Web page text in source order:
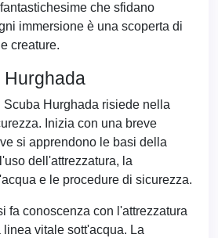
che sfidano
immersione è una scoperta di
creature.
Hurghada
Scuba Hurghada risiede nella
Inizia con una breve
si apprendono le basi della
dell'attrezzatura, la
e le procedure di sicurezza.
fa conoscenza con l'attrezzatura
vitale sott'acqua. La